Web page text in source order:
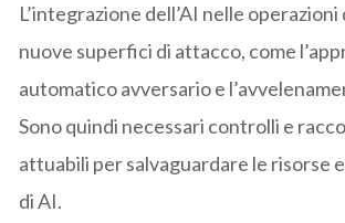
L’integrazione dell’AI nelle
nuove superfici di attacco, come
automatico avversario e
Sono quindi necessari controlli e
attuabili per salvaguardare le risorse
di AI.